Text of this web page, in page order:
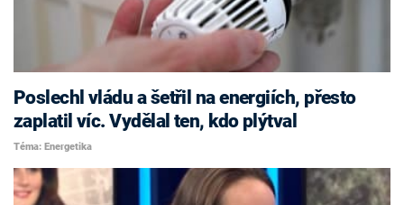
Poslechl vládu a šetřil na energiích, přesto
zaplatil víc. Vydělal ten, kdo plýtval
Téma: Energetika